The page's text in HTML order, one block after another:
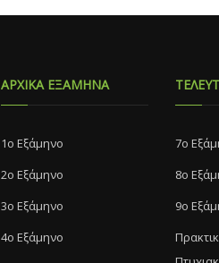
ΑΡΧΙΚΑ ΕΞΑΜΗΝΑ
1ο Εξάμηνο
2ο Εξάμηνο
3ο Εξάμηνο
4ο Εξάμηνο
7o
8o
9ο